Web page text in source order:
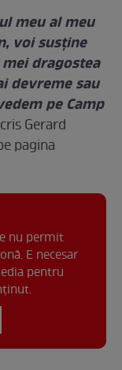
meu al meu
voi susține
dragostea
devreme sau
pe Camp
Gerard
pagina
nu permit
E necesar
pentru